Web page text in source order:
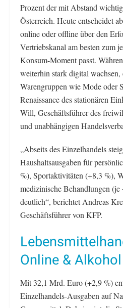
Prozent der mit Abstand
Österreich. Heute entscheidet
online oder offline über den
Vertriebskanal am besten zum
Konsum-Moment passt.
weiterhin stark digital wachsen,
Warengruppen wie Mode oder
Renaissance des stationären
Will, Geschäftsführer des
und unabhängigen
„Abseits des Einzelhandels
Haushaltsausgaben für
%), Sportaktivitäten (+8,3 %),
medizinische Behandlungen (je
deutlich“, berichtet Andreas
Geschäftsführer von KFP.
Online & Alkohol
Mit 32,1 Mrd. Euro (+2,9 %)
Einzelhandels-Ausgaben auf